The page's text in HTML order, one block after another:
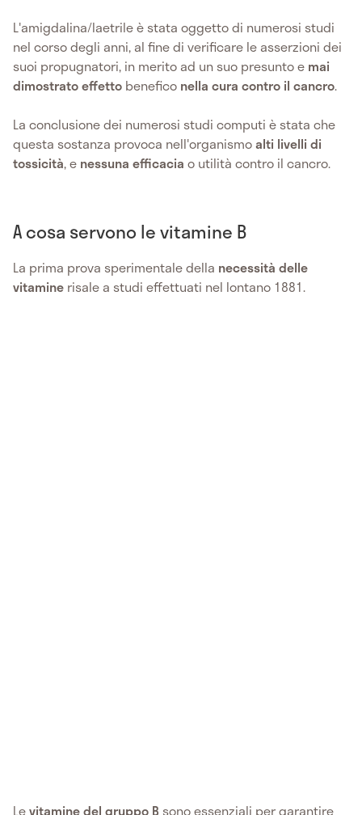
L'amigdalina/laetrile è stata oggetto di numerosi studi
nel corso degli anni, al fine di verificare le asserzioni dei
suoi propugnatori, in merito ad un suo presunto e mai
dimostrato effetto benefico nella cura contro il cancro.
La conclusione dei numerosi studi computi è stata che
questa sostanza provoca nell'organismoalti livelli di
tossicità, e nessuna efficacia o utilità contro il cancro.
A cosa servono le vitamine B
La prima prova sperimentale della necessità delle
vitamine risale a studi effettuati nel lontano 1881.
Levitamine del gruppo B sono essenziali per garantire